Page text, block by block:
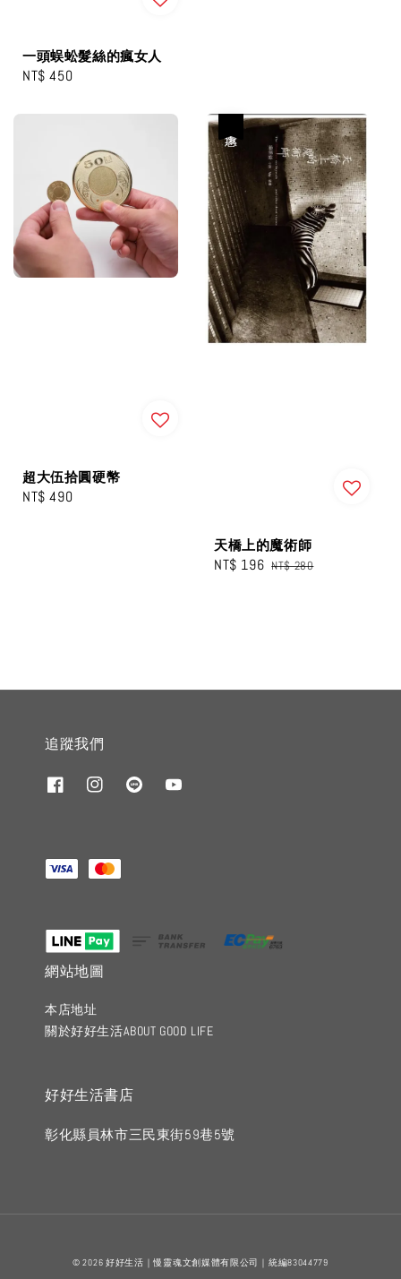
一頭蜈蚣髮絲的瘋女人
Regular
NT$ 450
超大伍拾圓硬幣
Regular
NT$ 490
天橋上的魔術師
Sale
NT$ 196 Regular
NT$ 280
追蹤我們
網站地圖
本店地址
關於好好生活ABOUT GOOD LIFE
好好生活書店
彰化縣員林市三民東街59巷5號
© 2026 好好生活｜慢靈魂文創媒體有限公司｜統編83044779